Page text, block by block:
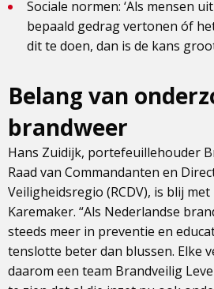
Sociale normen: ‘Als mensen
bepaald gedrag vertonen óf
dit te doen, dan is de kans
Belang van
brandweer
Hans Zuidijk, portefeuillehouder
Raad van Commandanten en
Veiligheidsregio (RCDV), is blij
Karemaker. “Als Nederlandse
steeds meer in preventie en
tenslotte beter dan blussen. Elke
daarom een team Brandveilig